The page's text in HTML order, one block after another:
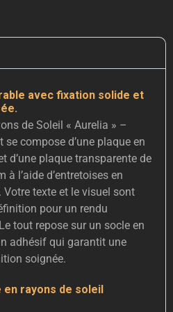
avec fixation solide et
de Soleil « Aurelia » –
se compose d’une plaque en
d’une plaque transparente de
l’aide d’entretoises en
texte et le visuel sont
pour un rendu
tout repose sur un socle en
adhésif qui garantit une
soignée.
en rayons de soleil